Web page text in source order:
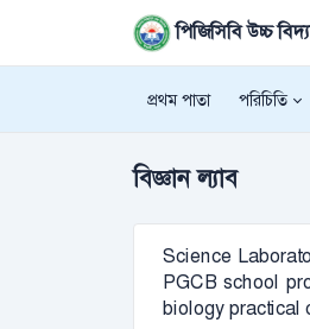
পিজিসিবি উচ্চ
প্রথম পাতা পরিচিতি
বিজ্ঞান ল্যাব
Science
PGCB school
biology practical